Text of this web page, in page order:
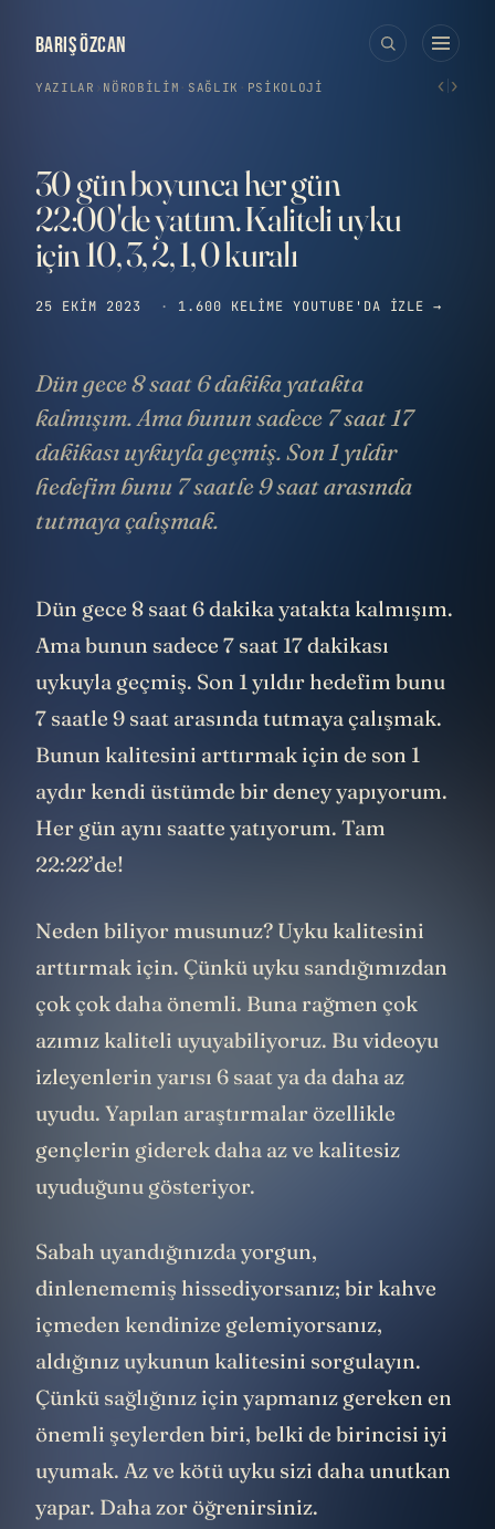
BARIŞ ÖZCAN
YAZILAR NÖROBILIM · SAĞLIK · PSIKOLOJI ‹›
30 gün boyunca her gün
22:00'de yattım. Kaliteli uyku
için 10, 3, 2, 1, 0 kuralı
25 EKIM 2023 · 1.600 KELIME YOUTUBE'DA IZLE →
Dün gece 8 saat 6 dakika yatakta
kalmışım. Ama bunun sadece 7 saat 17
dakikası uykuyla geçmiş. Son 1 yıldır
hedefim bunu 7 saatle 9 saat arasında
tutmaya çalışmak.
Dün gece 8 saat 6 dakika yatakta kalmışım.
Ama bunun sadece 7 saat 17 dakikası
uykuyla geçmiş. Son 1 yıldır hedefim bunu
7 saatle 9 saat arasında tutmaya çalışmak.
Bunun kalitesini arttırmak için de son 1
aydır kendi üstümde bir deney yapıyorum.
Her gün aynı saatte yatıyorum. Tam
22:22’de!
Neden biliyor musunuz? Uyku kalitesini
arttırmak için. Çünkü uyku sandığımızdan
çok çok daha önemli. Buna rağmen çok
azımız kaliteli uyuyabiliyoruz. Bu videoyu
izleyenlerin yarısı 6 saat ya da daha az
uyudu. Yapılan araştırmalar özellikle
gençlerin giderek daha az ve kalitesiz
uyuduğunu gösteriyor.
Sabah uyandığınızda yorgun,
dinlenememiş hissediyorsanız; bir kahve
içmeden kendinize gelemiyorsanız,
aldığınız uykunun kalitesini sorgulayın.
Çünkü sağlığınız için yapmanız gereken en
önemli şeylerden biri, belki de birincisi iyi
uyumak. Az ve kötü uyku sizi daha unutkan
yapar. Daha zor öğrenirsiniz.